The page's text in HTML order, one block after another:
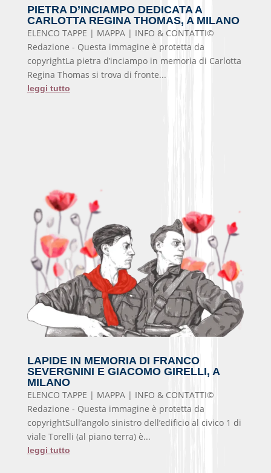
PIETRA D’INCIAMPO DEDICATA A
CARLOTTA REGINA THOMAS, A MILANO
ELENCO TAPPE | MAPPA | INFO & CONTATTI©
Redazione - Questa immagine è protetta da
copyrightLa pietra d’inciampo in memoria di Carlotta
Regina Thomas si trova di fronte...
leggi tutto
LAPIDE IN MEMORIA DI FRANCO
SEVERGNINI E GIACOMO GIRELLI, A
MILANO
ELENCO TAPPE | MAPPA | INFO & CONTATTI©
Redazione - Questa immagine è protetta da
copyrightSull’angolo sinistro dell’edificio al civico 1 di
viale Torelli (al piano terra) è...
leggi tutto